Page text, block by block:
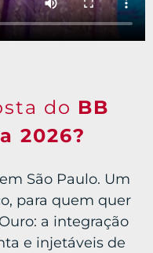
do BB
2026?
São Paulo. Um
para quem quer
a integração
e injetáveis de